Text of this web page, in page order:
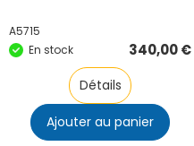
A5715
En stock
340,00€
Détails
Ajouter au panier